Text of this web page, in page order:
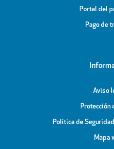
Portal del
Pago de
Aviso
Protección
Política de
Mapa